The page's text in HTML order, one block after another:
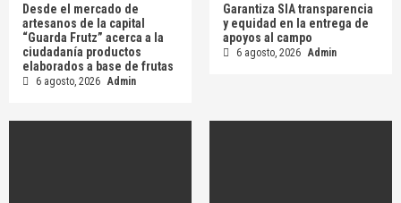
Desde el mercado de
artesanos de la capital
“Guarda Frutz” acerca a la
ciudadanía productos
elaborados a base de frutas
6 agosto, 2026 Admin
Garantiza SIA transparencia
y equidad en la entrega de
apoyos al campo
6 agosto, 2026 Admin